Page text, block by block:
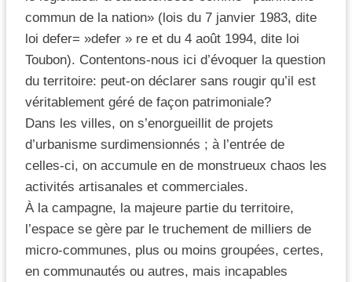
commun de la nation» (lois du 7 janvier 1983, dite
loi defer= »defer » re et du 4 août 1994, dite loi
Toubon). Contentons-nous ici d’évoquer la question
du territoire: peut-on déclarer sans rougir qu’il est
véritablement géré de façon patrimoniale?
Dans les villes, on s’enorgueillit de projets
d’urbanisme surdimensionnés ; à l’entrée de
celles-ci, on accumule en de monstrueux chaos les
activités artisanales et commerciales.
À la campagne, la majeure partie du territoire,
l’espace se gère par le truchement de milliers de
micro-communes, plus ou moins groupées, certes,
en communautés ou autres, mais incapables